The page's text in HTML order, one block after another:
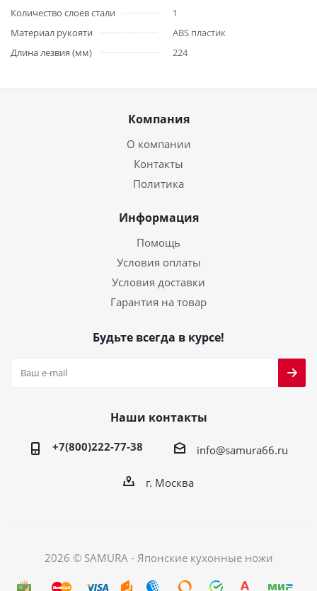
Количество слоев стали
1
Материал рукояти
ABS пластик
Длина лезвия (мм)
224
Компания
О компании
Контакты
Политика
Информация
Помощь
Условия оплаты
Условия доставки
Гарантия на товар
Будьте всегда в курсе!
Наши контакты
+7(800)222-77-38 info@samura66.ru
г. Москва
2026 © SAMURA - Японские кухонные ножи